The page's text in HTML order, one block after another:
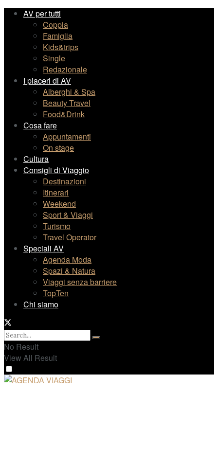
AV per tutti
Coppia
Famiglia
Kids&trips
Single
Redazionale
I piaceri di AV
Alberghi & Spa
Beauty Travel
Food&Drink
Cosa fare
Appuntamenti
On stage
Cultura
Consigli di Viaggio
Destinazioni
Itinerari
Weekend
Sport & Viaggi
Turismo
Travel Operator
Speciali AV
Agenda Moda
Spazi & Natura
Viaggi senza barriere
TopTen
Chi siamo
No Result
View All Result